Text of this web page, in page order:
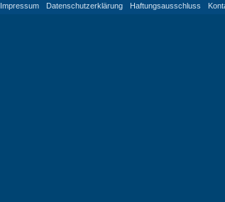
Impressum Datenschutzerklärung Haftungsausschluss